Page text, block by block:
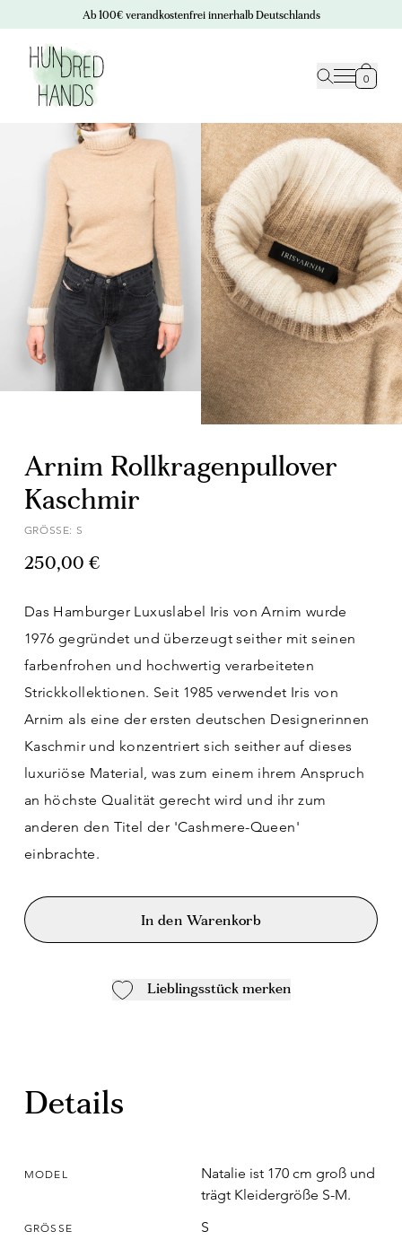
Ab 100€ verandkostenfrei innerhalb Deutschlands
0
Arnim Rollkragenpullover
Kaschmir
GRÖSSE: S
250,00 €
Das Hamburger Luxuslabel Iris von Arnim wurde
1976 gegründet und überzeugt seither mit seinen
farbenfrohen und hochwertig verarbeiteten
Strickkollektionen. Seit 1985 verwendet Iris von
Arnim als eine der ersten deutschen Designerinnen
Kaschmir und konzentriert sich seither auf dieses
luxuriöse Material, was zum einem ihrem Anspruch
an höchste Qualität gerecht wird und ihr zum
anderen den Titel der 'Cashmere-Queen'
einbrachte.
In den Warenkorb
Lieblingsstück merken
Details
MODEL
Natalie ist 170 cm groß und
trägt Kleidergröße S-M.
GRÖSSE S